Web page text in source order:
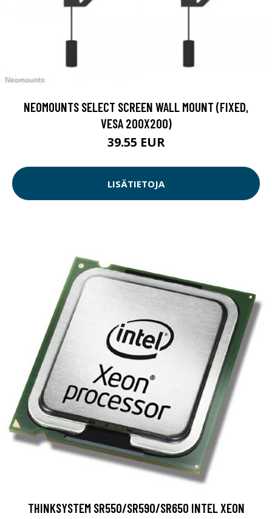
NEOMOUNTS SELECT SCREEN WALL MOUNT (FIXED,
VESA 200X200)
39.55 EUR
LISÄTIETOJA
THINKSYSTEM SR550/SR590/SR650 INTEL XEON